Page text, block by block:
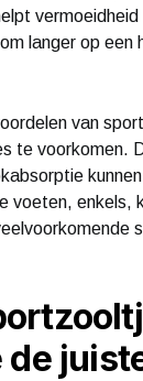
vermoeidheid
langer op een
van
te voorkomen.
voeten, enkels,
de